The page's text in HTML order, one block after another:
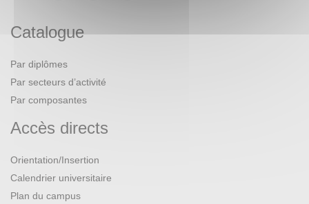
Catalogue
Par diplômes
Par secteurs d’activité
Par composantes
Accès directs
Orientation/Insertion
Calendrier universitaire
Plan du campus